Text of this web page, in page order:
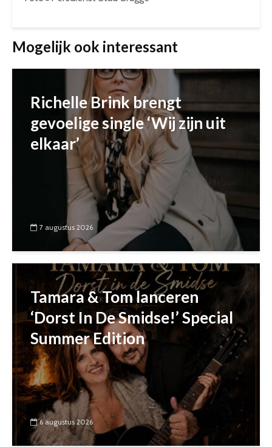
Mogelijk ook interessant
Richelle Brink brengt
gevoelige single ‘Wij zijn uit
elkaar’
7 augustus 2026
Tamara & Tom lanceren
‘Dorst In De Smidse!’ Special
Summer Edition
6 augustus 2026